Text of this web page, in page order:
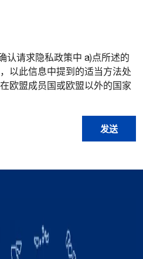
认请求隐私政策中 a)点所述的
以此信息中提到的适当方法处
欧盟成员国或欧盟以外的国家